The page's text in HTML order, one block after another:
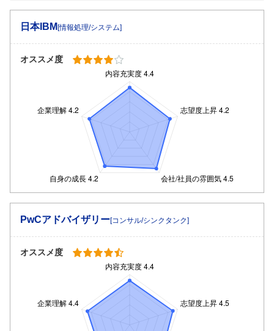
日本IBM[情報処理/システム]
オススメ度
PwCアドバイザリー[コンサル/シンクタンク]
オススメ度